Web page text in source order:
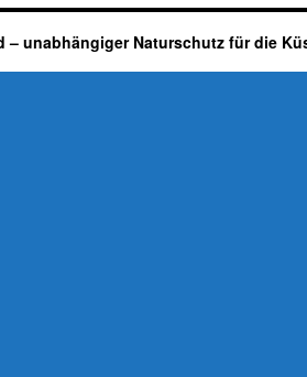
– unabhängiger Naturschutz für die